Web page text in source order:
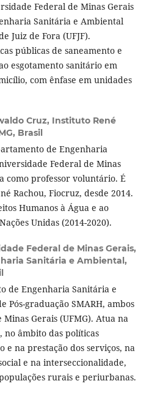
Federal de Minas Gerais
Sanitária e Ambiental
Juiz de Fora (UFJF).
públicas de saneamento e
esgotamento sanitário em
com ênfase em unidades
Cruz, Instituto René
Brasil
de Engenharia
Federal de Minas
como professor voluntário. É
Rachou, Fiocruz, desde 2014.
Humanos à Água e ao
Unidas (2014-2020).
Federal de Minas Gerais,
Sanitária e Ambiental,
de Engenharia Sanitária e
Pós-graduação SMARH, ambos
Gerais (UFMG). Atua na
no âmbito das políticas
e na prestação dos serviços, na
e na interseccionalidade,
rurais e periurbanas.